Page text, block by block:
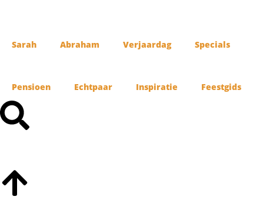
Sarah Abraham Verjaardag Specials
Pensioen Echtpaar Inspiratie Feestgids